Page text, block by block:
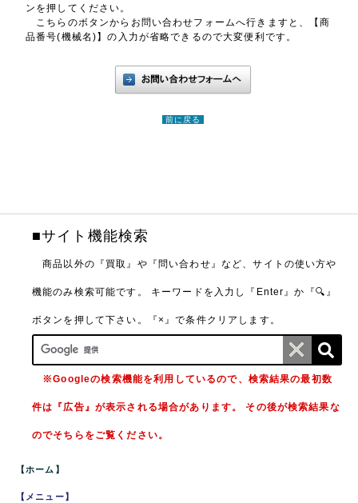
ンを押してください。
こちらのボタンからお問い合わせフォームへ行きますと、【商
品番号(機械名)】の入力が省略できるので大変便利です。
前に戻る
■サイト機能検索
商品以外の『買取』や『問い合わせ』など、サイトの使い方や
機能のみ検索可能です。 キーワードを入力し『Enter』か『🔍』
ボタンを押して下さい。『×』で条件クリアします。
※Googleの検索機能を利用しているので、検索結果の最初数
件は『広告』が表示される場合があります。 その後が検索結果な
のでそちらをご覧ください。
【ホーム】
【メニュー】